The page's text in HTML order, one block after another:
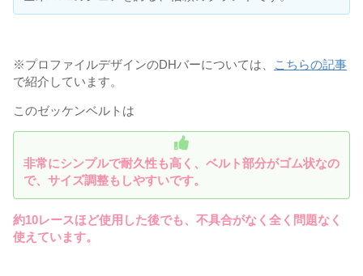
※プロファイルデザインのDHバーについては、
こちらの記事
で紹介しています。
このゼッケンベルトは
非常にシンプルで耐久性も高く、 ベルト部分がゴム状なの
で、サイズ調整もしやすいです。
約10レースほど使用した後でも、不具合がなく全く問題なく
使えています。